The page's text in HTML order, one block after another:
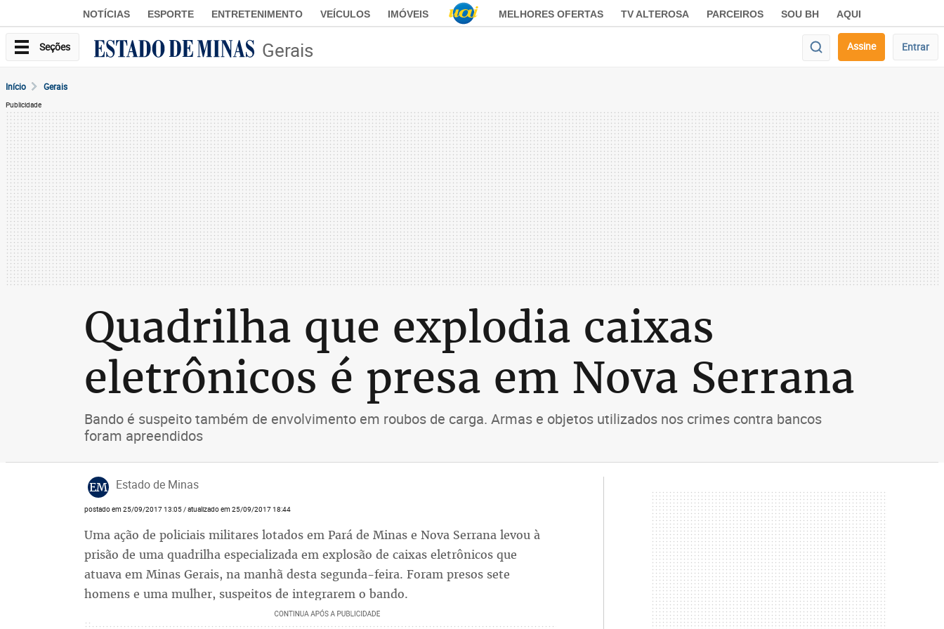
NOTÍCIAS ESPORTE ENTRETENIMENTO VEÍCULOS IMÓVEIS MELHORES OFERTAS TV ALTEROSA PARCEIROS SOU BH AQUI
Seções Gerais Assine Entrar
Início Gerais
Publicidade
Quadrilha que explodia caixas
eletrônicos é presa em Nova Serrana
Bando é suspeito também de envolvimento em roubos de carga. Armas e objetos utilizados nos crimes contra bancos
foram apreendidos
EM Estado de Minas
postado em 25/09/2017 13:05 / atualizado em 25/09/2017 18:44
Uma ação de policiais militares lotados em Pará de Minas e Nova Serrana levou à
prisão de uma quadrilha especializada em explosão de caixas eletrônicos que
atuava em Minas Gerais, na manhã desta segunda-feira. Foram presos sete
homens e uma mulher, suspeitos de integrarem o bando.